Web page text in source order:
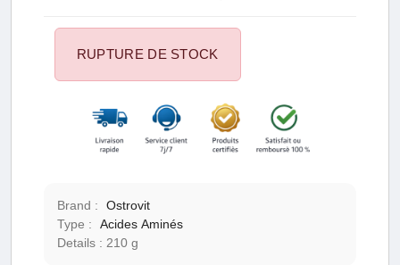
soutenir la santé cardiovasculaire. Chaque dose fournit
une quantité optimale d'arginine, un acide aminé
optimiser vos performances physiques. Profitez des
bienfaits de l'arginine pour une meilleure endurance,
une récupération musculaire améliorée et un soutien
global à votre système cardiovasculaire.
RUPTURE DE STOCK
Brand :
Ostrovit
Type :
Acides Aminés
Details :
210 g